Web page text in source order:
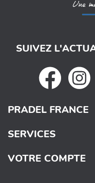
PRADEL FRANCE
SERVICES
VOTRE COMPTE
SUIVEZ